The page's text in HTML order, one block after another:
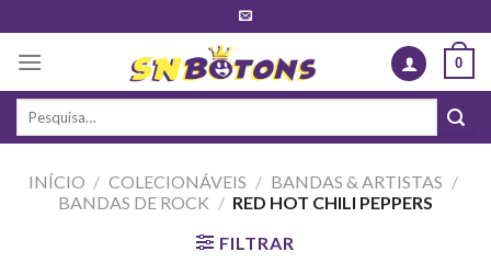
to
content
0
Pesquisar
INÍCIO / COLECIONÁVEIS / BANDAS & ARTISTAS /
BANDAS DE ROCK / RED HOT CHILI PEPPERS
FILTRAR